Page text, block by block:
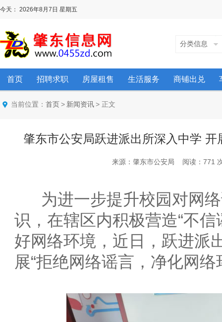
今天： 2026年8月7日 星期五
分类信息
首页 招聘求职 房屋租售 生活服务 商铺出兑
当前位置： 首页 > 新闻资讯 > 正文
肇东市公安局跃进派出所深入中学
来源：肇东市公安局 阅读：771
为进一步提升校园对网络
识，在辖区内积极营造“不
好网络环境，近日，跃进派
展“拒绝网络谣言，净化网